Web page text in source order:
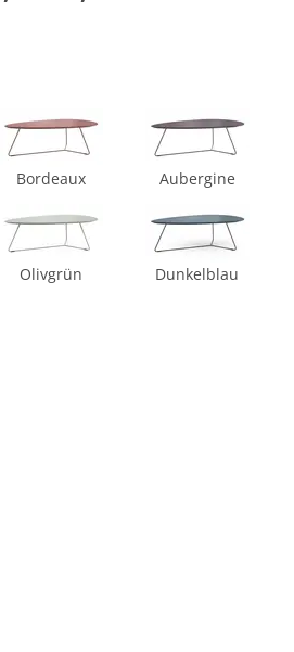
Bordeaux Aubergine
Olivgrün Dunkelblau